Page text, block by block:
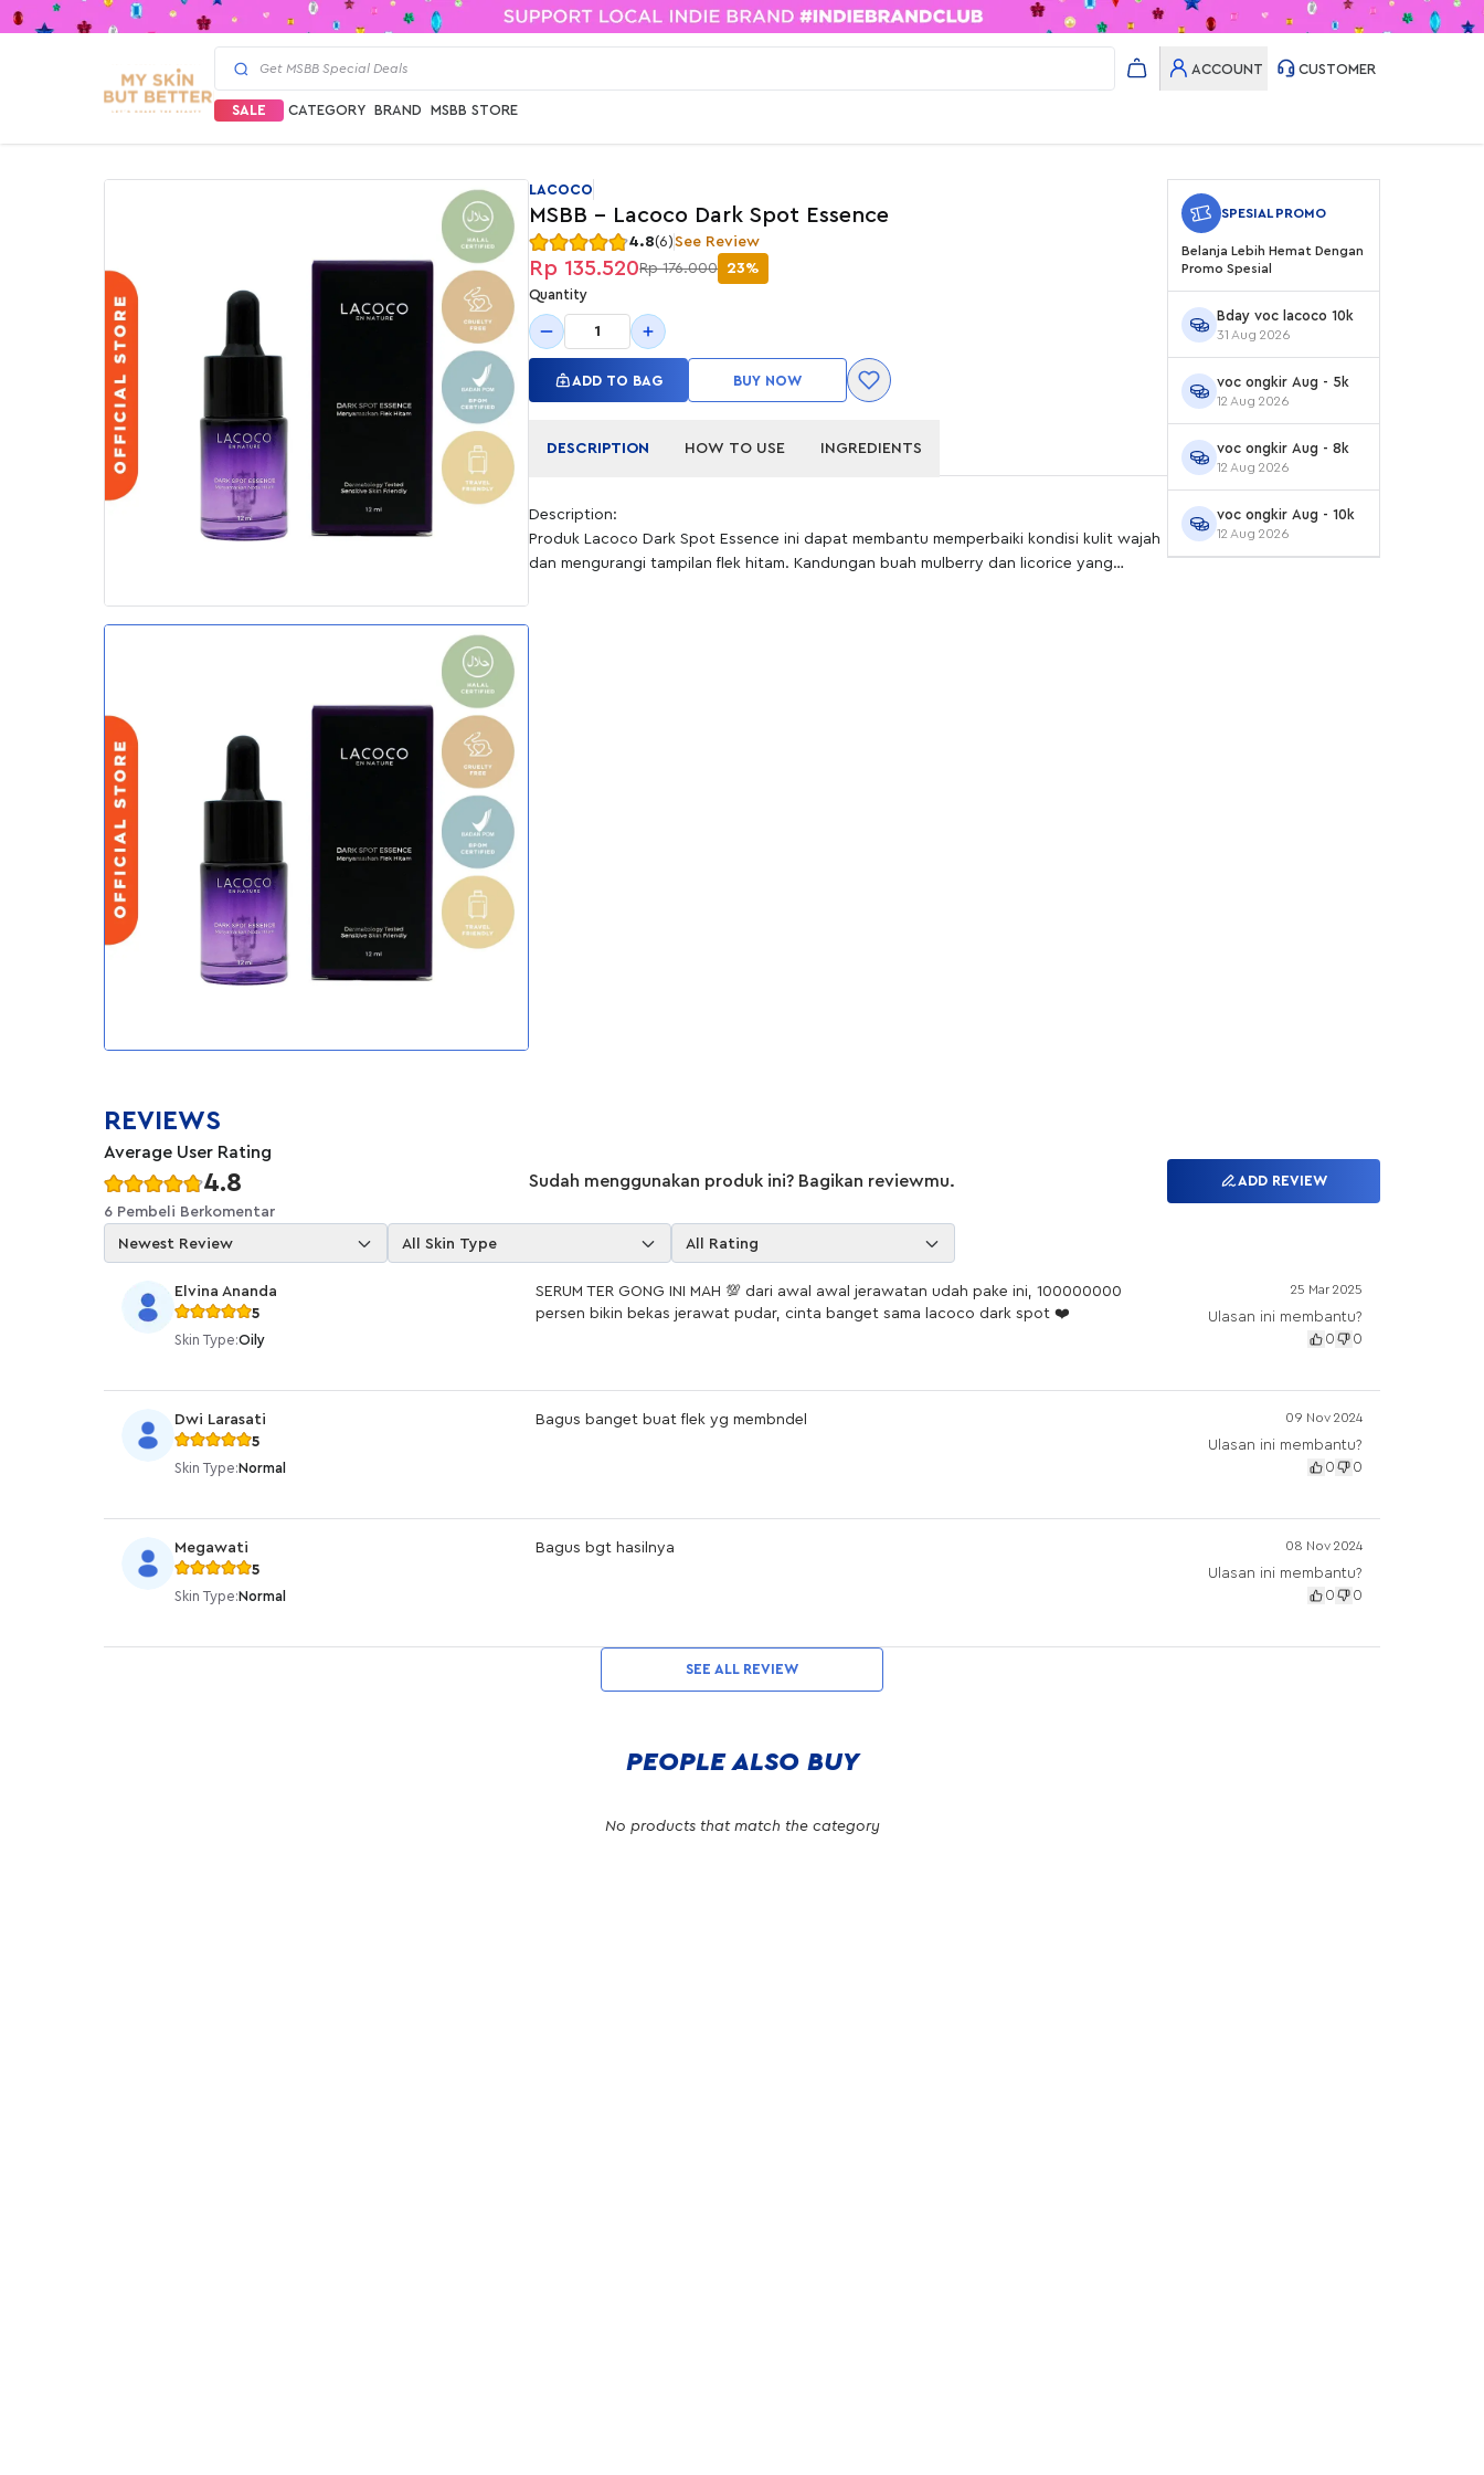
SALE CATEGORY BRAND MSBB STORE
ACCOUNT CUSTOMER
LACOCO
MSBB - Lacoco Dark Spot Essence
4.8(6)See Review
Rp 135.520Rp 176.000 23%
Quantity
1
ADD TO BAG BUY NOW
DESCRIPTION HOW TO USE INGREDIENTS
Description:
Produk Lacoco Dark Spot Essence ini dapat membantu memperbaiki kondisi kulit wajah
dan mengurangi tampilan flek hitam. Kandungan buah mulberry dan licorice yang
SPESIAL PROMO
Belanja Lebih Hemat Dengan
Promo Spesial
Bday voc lacoco 10k
31 Aug 2026
voc ongkir Aug - 5k
12 Aug 2026
voc ongkir Aug - 8k
12 Aug 2026
voc ongkir Aug - 10k
12 Aug 2026
REVIEWS
Average User Rating
4.8
6 Pembeli Berkomentar
Sudah menggunakan produk ini? Bagikan reviewmu. ADD REVIEW
Newest Review All Skin Type All Rating
Elvina Ananda
5
Skin Type:Oily
25 Mar 2025
Ulasan ini membantu?
0
0
SERUM TER GONG INI MAH 💯 dari awal awal jerawatan udah pake ini, 100000000
persen bikin bekas jerawat pudar, cinta banget sama lacoco dark spot ❤️
Dwi Larasati
5
Skin Type:Normal
09 Nov 2024
Ulasan ini membantu?
0
0
Bagus banget buat flek yg membndel
Megawati
5
Skin Type:Normal
08 Nov 2024
Ulasan ini membantu?
0
0
Bagus bgt hasilnya
SEE ALL REVIEW
PEOPLE ALSO BUY
No products that match the category